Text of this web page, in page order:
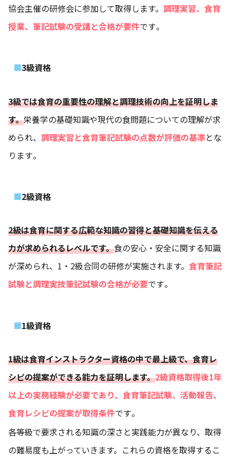
協会主催の研修会に参加して取得します。 調理実習、食育
授業、筆記試験の受講と合格が要件です​​。
3級資格
3級では食育の重要性の理解と調理技術の向上を証明しま
す。栄養学の基礎知識や現代の食問題についての理解が求
められ、 調理実習と食育筆記試験の点数が評価の基準とな
ります​​。
2級資格
2級は食育に関する広範な知識の習得と基礎知識を伝える
力が求められるレベルです。食の安心・安全に関する知識
が深められ、1・2級合同の研修が実施されます。 食育筆記
試験と調理実技筆記試験の合格が必要です​​。
1級資格
1級は食育インストラクター資格の中で最上級で、食育レ
シピの提案ができる能力を証明します。2級資格取得後1年
以上の実務経験が必要であり、食育筆記試験、活動報告、
食育レシピの提案が取得条件です​​。
各等級で要求される知識の深さと実践能力が異なり、取得
の難易度も上がっていきます。これらの資格を取得するこ